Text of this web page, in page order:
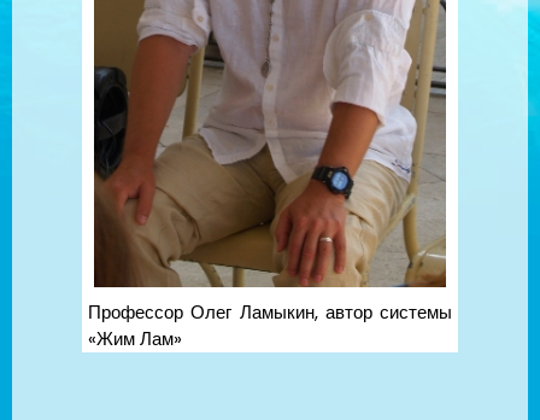
Профессор Олег Ламыкин, автор системы
«Жим Лам»